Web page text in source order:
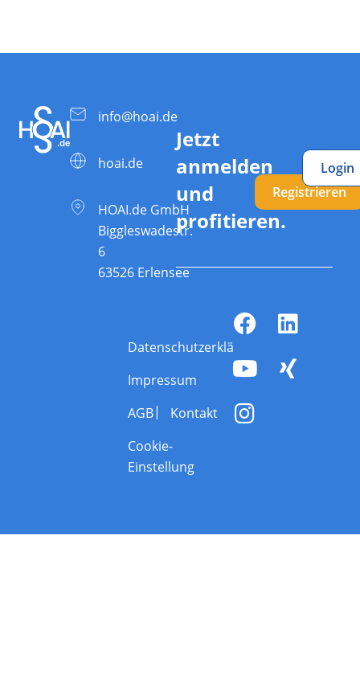
info@hoai.de
hoai.de
HOAI.de GmbH
Biggleswadestr.
6
63526 Erlensee
Jetzt
anmelden
und
profitieren.
Registrieren
Login
Datenschutzerklärung
Impressum
AGB
Kontakt
Cookie-
Einstellung